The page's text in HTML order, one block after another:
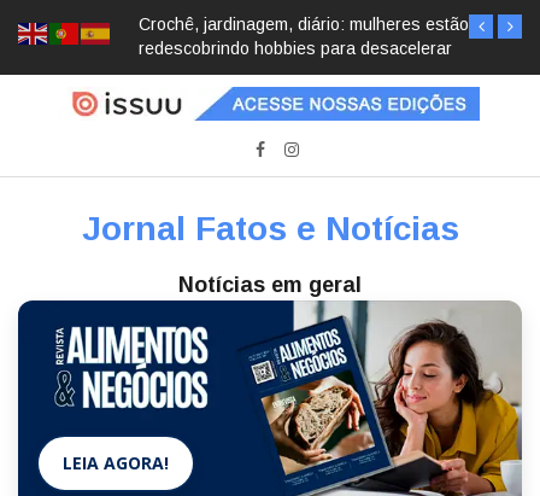
Crochê, jardinagem, diário: mulheres estão
redescobrindo hobbies para desacelerar
Jornal Fatos e Notícias
Notícias em geral
LEIA AGORA!